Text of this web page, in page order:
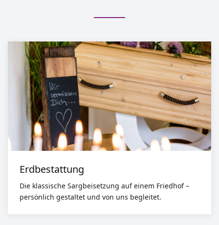
Erdbestattung
Die klassische Sargbeisetzung auf einem Friedhof –
persönlich gestaltet und von uns begleitet.